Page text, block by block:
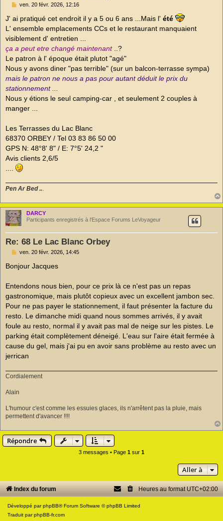
M
s
a
g
e
n
n
l
u
ven. 20 févr. 2026, 12:16
J' ai pratiqué cet endroit il y a 5 ou 6 ans ...Mais l' été
L' ensemble emplacements CCs et le restaurant manquaient
visiblement d' entretien ...
ça a peut etre changé maintenant..?
Le patron à l' époque était plutot "agé"
Nous y avons diner "pas terrible" (sur un balcon-terrasse sympa)
mais le patron ne nous a pas pour autant déduit le prix du
stationnement ...
Nous y étions le seul camping-car , et seulement 2 couples à
manger ...
Les Terrasses du Lac Blanc
68370 ORBEY / Tel 03 83 86 50 00
GPS N: 48°8' 8" / E: 7°5' 24,2 "
Avis clients 2,6/5
....
Pen Ar Bed ...
DARCY
Participants enregistrés à l'Espace Forums LeVoyageur
Re: 68 Le Lac Blanc Orbey
M
s
s
g
e
n
n
l
ven. 20 févr. 2026, 14:45
Bonjour Jacques
Entendons nous bien, pour ce prix là ce n'est pas un repas
gastronomique, mais plutôt copieux avec un excellent jambon sec.
Pour ne pas payer le stationnement, il faut présenter la facture du
resto. Le dimanche midi quand nous sommes arrivés, il y avait
foule au resto, normal il y avait pas mal de neige sur les pistes. Le
parking était complètement déneigé. L'eau sur l'aire était fermée à
cause du gel, mais j'ai pu en avoir sans problème au resto avec un
jerrican
Cordialement
Alain
L'humour c'est comme les essuies glaces, ils n'arrêtent pas la pluie, mais
permettent d'avancer !!!!
Répondre
3 messages • Page 1 sur 1
Aller à
Index du forum Heures au format UTC+02:00
Développé parphpBB® Forum Software © phpBB Limited
Traduit parphpBB-fr.com